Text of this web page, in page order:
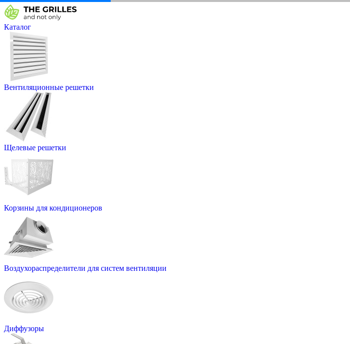
Каталог
Вентиляционные решетки
Щелевые решетки
Корзины для кондиционеров
Воздухораспределители для систем вентиляции
Диффузоры